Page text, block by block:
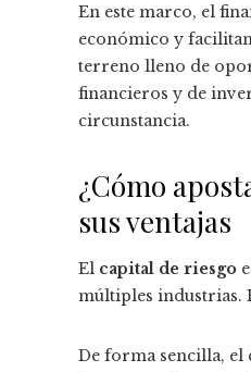
En este marco, el
económico y
terreno lleno de
financieros y de
circunstancia.
¿Cómo
sus ventajas
El capital de riesgo
múltiples industrias.
De forma sencilla, el